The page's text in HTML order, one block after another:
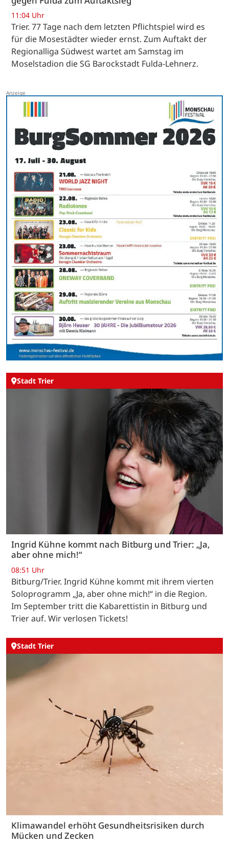
11:04 Uhr
Trier. 77 Tage nach dem letzten Pflichtspiel wird es
für die Mosestädter wieder ernst. Zum Auftakt der
Regionalliga Südwest wartet am Samstag im
Moselstadion die SG Barockstadt Fulda-Lehnerz.
Stadt Trier
Ingrid Kühne kommt nach Bitburg und Trier: „Ja,
aber ohne mich!“
08:51 Uhr
Bitburg/Trier. Ingrid Kühne kommt mit ihrem vierten
Soloprogramm „Ja, aber ohne mich!“ in die Region.
Im September tritt die Kabarettistin in Bitburg und
Trier auf. Wir verlosen Tickets!
Stadt Trier
Klimawandel erhöht Gesundheitsrisiken durch
Mücken und Zecken